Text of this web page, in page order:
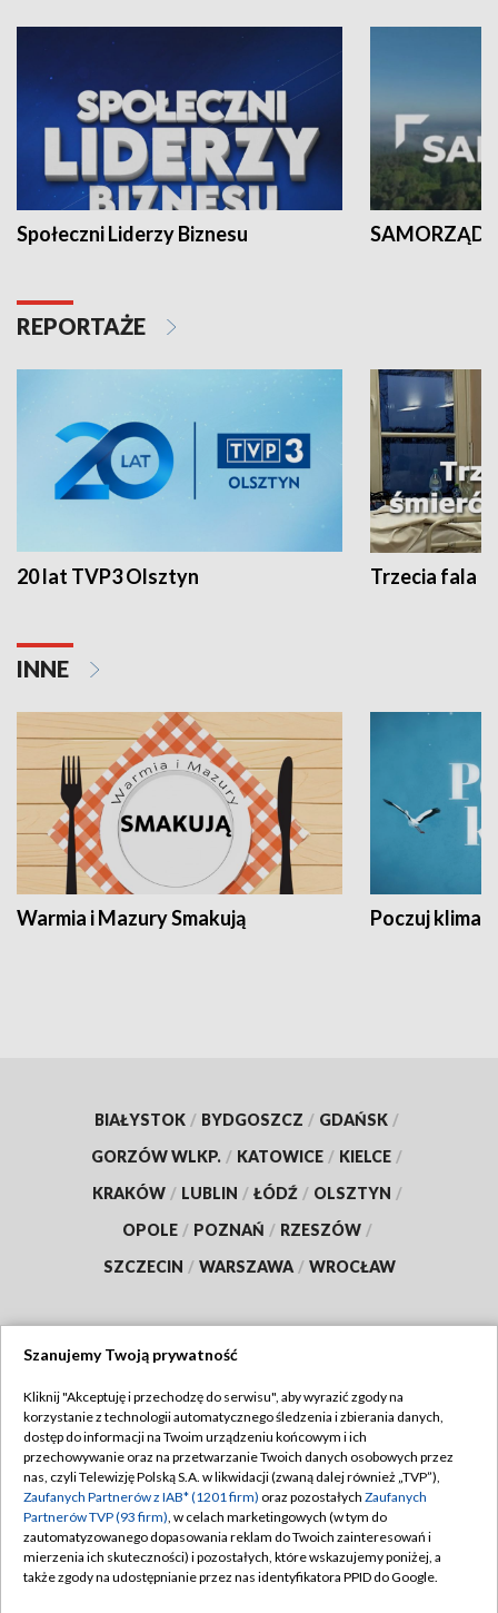
Społeczni Liderzy Biznesu SAMORZĄD
REPORTAŻE
20 lat TVP3 Olsztyn Trzecia fala -
INNE
Warmia i Mazury Smakują Poczuj klimat
BIAŁYSTOK / BYDGOSZCZ / GDAŃSK /
GORZÓW WLKP. / KATOWICE / KIELCE /
KRAKÓW / LUBLIN / ŁÓDŹ / OLSZTYN /
OPOLE / POZNAŃ / RZESZÓW /
SZCZECIN / WARSZAWA / WROCŁAW
TVP
Abonament TVP
Emisja w TVP
Centrum informacji TVP
Naziemna Telewizja Cyfrowa
Regulamin TVP
Polityka prywatności
Moje zgody
Pomoc
Szanujemy Twoją prywatność
Kliknij "Akceptuję i przechodzę do serwisu", aby wyrazić zgody na
korzystanie z technologii automatycznego śledzenia i zbierania danych,
dostęp do informacji na Twoim urządzeniu końcowym i ich
przechowywanie oraz na przetwarzanie Twoich danych osobowych przez
nas, czyli Telewizję Polską S.A. w likwidacji (zwaną dalej również „TVP”),
Zaufanych Partnerów z IAB* (1201 firm) oraz pozostałych Zaufanych
Partnerów TVP (93 firm), w celach marketingowych (w tym do
zautomatyzowanego dopasowania reklam do Twoich zainteresowań i
mierzenia ich skuteczności) i pozostałych, które wskazujemy poniżej, a
także zgody na udostępnianie przez nas identyfikatora PPID do Google.